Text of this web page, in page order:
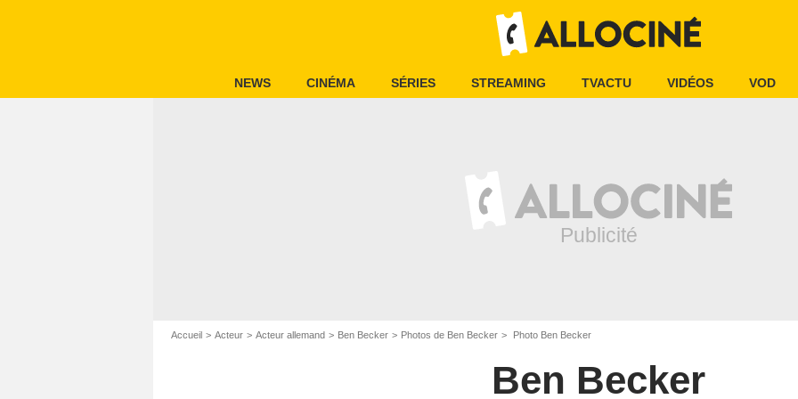
NEWS CINÉMA SÉRIES STREAMING TVACTU VIDÉOS VOD
Accueil Acteur Acteur allemand Ben Becker Photos de Ben Becker Photo Ben Becker
Ben Becker